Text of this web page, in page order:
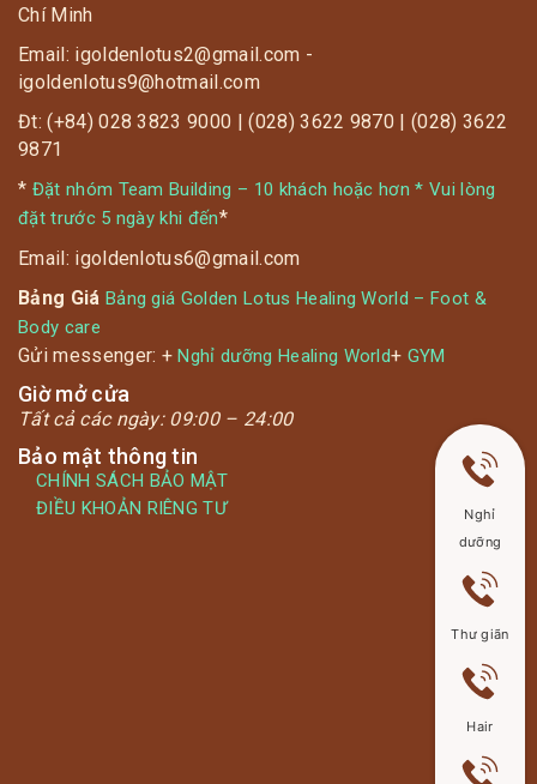
Chí Minh
Email: igoldenlotus2@gmail.com -
igoldenlotus9@hotmail.com
Đt: (+84) 028 3823 9000 | (028) 3622 9870 | (028) 3622
9871
* Đặt nhóm Team Building – 10 khách hoặc hơn * Vui lòng
đặt trước 5 ngày khi đến*
Email: igoldenlotus6@gmail.com
Bảng Giá Bảng giá Golden Lotus Healing World – Foot &
Body care
Gửi messenger: +Nghỉ dưỡng Healing World+ GYM
Giờ mở cửa
Tất cả các ngày: 09:00 – 24:00
Bảo mật thông tin
CHÍNH SÁCH BẢO MẬT
ĐIỀU KHOẢN RIÊNG TƯ
Nghỉ
dưỡng
Thư giãn
Hair